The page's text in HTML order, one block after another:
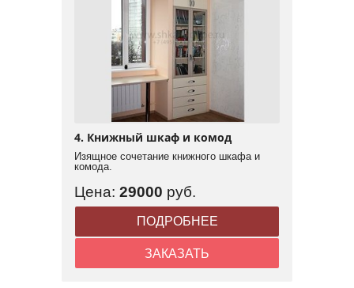
4. Книжный шкаф и комод
Изящное сочетание книжного шкафа и
комода.
Цена: 29000 руб.
ПОДРОБНЕЕ
ЗАКАЗАТЬ